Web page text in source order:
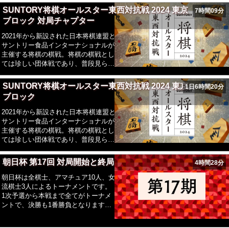
戦い。東西所属の棋士それぞれファン
投票により選抜された3名、予選を通
過した棋士3名、計6名同士を選抜。
SUNTORY将棋オールスター東西対抗戦 2024 東京
ブロック 対局チャプター
7時間09分
2021年から新設された日本将棋連盟と
サントリー食品インターナショナルが
主催する将棋の棋戦。将棋の棋戦とし
ては珍しい団体戦であり、普段見られ
戦い。東西所属の棋士それぞれファン
投票により選抜された3名、予選を通
過した棋士3名、計6名同士を選抜。
SUNTORY将棋オールスター東西対抗戦 2024 東京
ブロック
1日6時間20分
2021年から新設された日本将棋連盟と
サントリー食品インターナショナルが
主催する将棋の棋戦。将棋の棋戦とし
ては珍しい団体戦であり、普段見られ
戦い。東西所属の棋士それぞれファン
投票により選抜された3名、予選を通
過した棋士3名、計6名同士を選抜。
朝日杯 第17回 対局開始と終局 4時間28分
朝日杯は全棋士、アマチュア10人、女
流棋士3人によるトーナメントです。
1次予選から本戦まで全てがトーナメ
ントで、決勝も1番勝負となります。
優勝者が獲得する賞金は750万円。1次